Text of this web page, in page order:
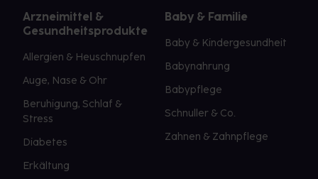
Arzneimittel &
Gesundheitsprodukte
Allergien & Heuschnupfen
Auge, Nase & Ohr
Beruhigung, Schlaf &
Stress
Diabetes
Erkältung
Baby & Familie
Baby & Kindergesundheit
Babynahrung
Babypflege
Schnuller & Co.
Zahnen & Zahnpflege